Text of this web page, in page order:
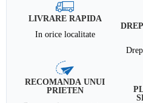
LIVRARE RAPIDA
In orice localitate
RECOMANDA UNUI
PRIETEN